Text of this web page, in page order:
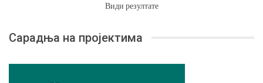
Види резултате
Сарадња на пројектима